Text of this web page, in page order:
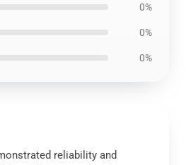
0%
0%
0%
reliability and